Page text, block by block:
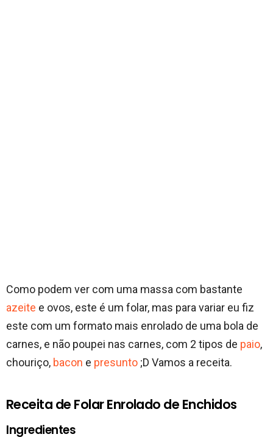
Como podem ver com uma massa com bastante
azeite e ovos, este é um folar, mas para variar eu fiz
este com um formato mais enrolado de uma bola de
carnes, e não poupei nas carnes, com 2 tipos de paio,
chouriço, bacon e presunto ;D Vamos a receita.
Receita de Folar Enrolado de Enchidos
Ingredientes